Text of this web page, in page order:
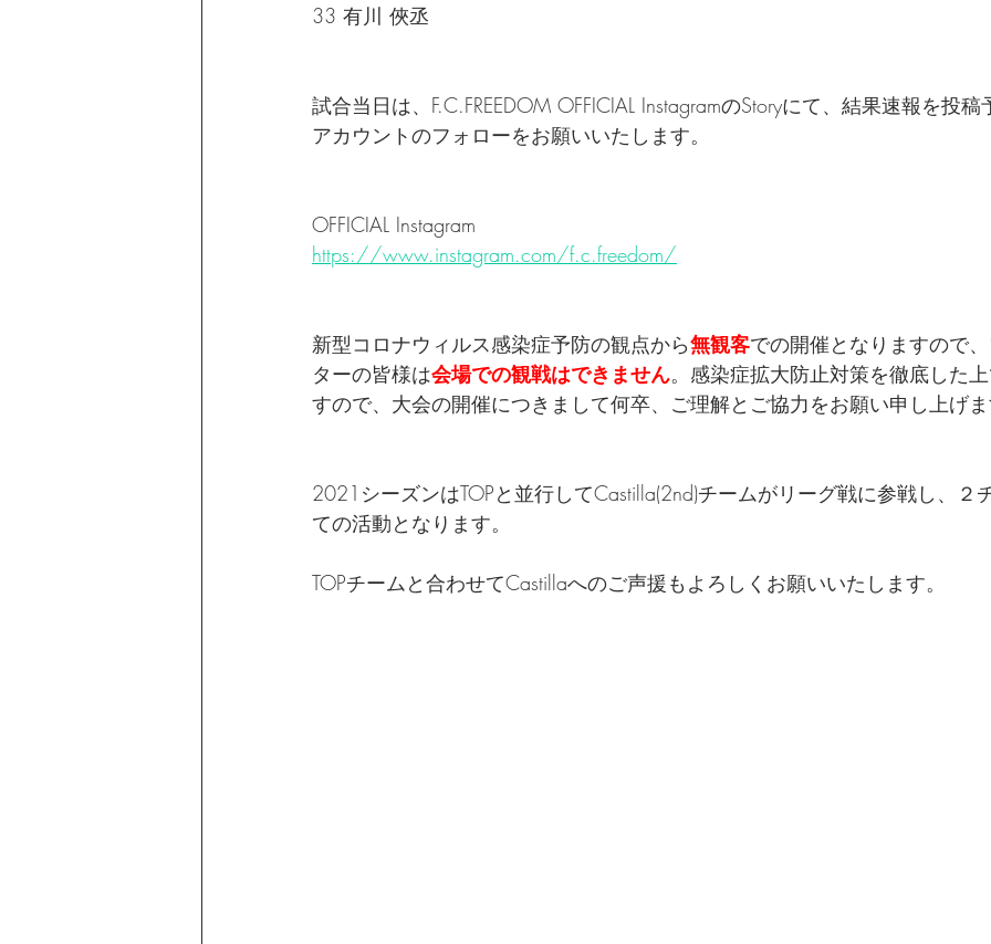
33 有川 俠丞
試合当日は、F.C.FREEDOM OFFICIAL InstagramのStoryにて、結果速報を投稿
アカウントのフォローをお願いいたします。
OFFICIAL Instagram
https://www.instagram.com/f.c.freedom/
新型コロナウィルス感染症予防の観点から無観客での開催となりますので
ターの皆様は会場での観戦はできません。感染症拡大防止対策を徹底した
すので、大会の開催につきまして何卒、ご理解とご協力をお願い申し上げま
2021シーズンはTOPと並行してCastilla(2nd)チームがリーグ戦に参戦し、２
ての活動となります。
TOPチームと合わせてCastillaへのご声援もよろしくお願いいたします。